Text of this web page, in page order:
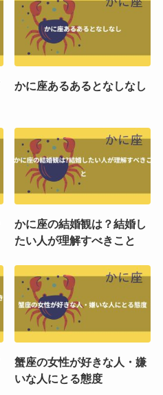
かに座あるあるとなしなし
かに座の結婚観は？結婚し
たい人が理解すべきこと
蟹座の女性が好きな人・嫌
いな人にとる態度